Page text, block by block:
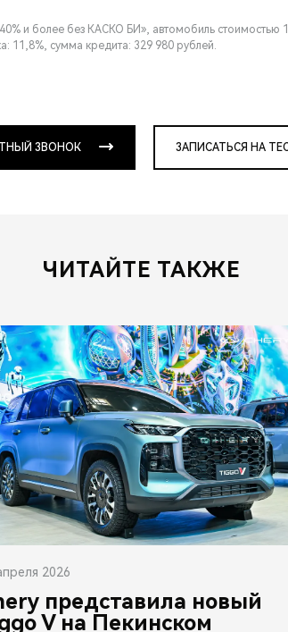
и более без КАСКО БИ», автомобиль стоимостью
11,8%, сумма кредита: 329 980 рублей.
ЗВОНОК ЗАПИСАТЬСЯ НА
ЧИТАЙТЕ ТАКЖЕ
2026
представила новый
V на Пекинском